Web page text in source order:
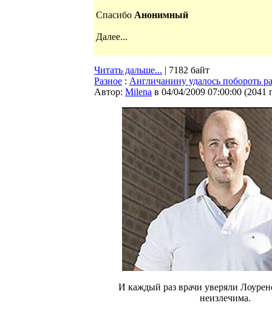
Спасибо Анонимный
Далее...
Читать дальше... | 7182 байт
Разное : Англичанину удалось побороть
Автор: Milena в 04/04/2009 07:00:00 (2041
И каждый раз врачи уверяли
неизлечима.